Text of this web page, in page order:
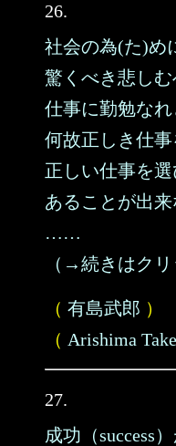
26.
社会の為(た)め
驚くべき悲しむ
仕事に勤勉なれ
何故正しき仕事
正しい仕事を
あることが出来
……
（→続きはクリ
（ 有島武郎 ）
（ Arishima
27.
成功（success